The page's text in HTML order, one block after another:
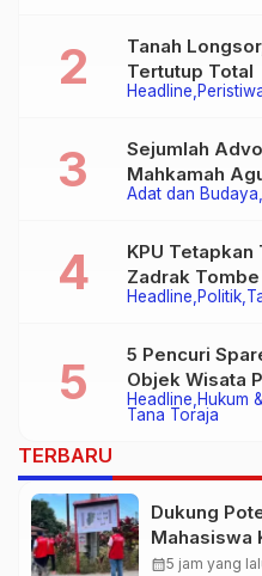
Headline
Tanah
Tertutup Total
Adat dan Budaya
Sejumlah
Mahkamah
Alat Berat
Headline Politik
KPU
Zadrak
Bupati Tana
Headline Hukum
Tana Toraja
5 Pencuri
Objek Wisata
Polisi
TERBARU
Dukung
Mahasiswa
Nonongan
calendar_month5 jam yang